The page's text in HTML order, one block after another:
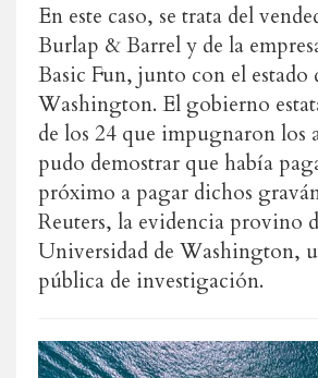
En este caso, se trata del
Burlap & Barrel y de la
Basic Fun, junto con el estado
Washington. El gobierno
de los 24 que impugnaron los
pudo demostrar que había
próximo a pagar dichos
Reuters, la evidencia provino
Universidad de Washington,
pública de investigación.